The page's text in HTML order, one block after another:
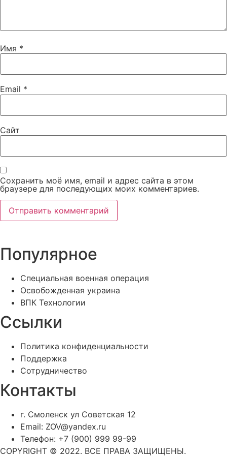
Имя *
Email *
Сайт
Сохранить моё имя, email и адрес сайта в этом
браузере для последующих моих комментариев.
Популярное
Специальная военная операция
Освобожденная украина
ВПК Технологии
Ссылки
Политика конфиденциальности
Поддержка
Сотрудничество
Контакты
г. Смоленск ул Советская 12
Email: ZOV@yandex.ru
Телефон: +7 (900) 999 99-99
COPYRIGHT © 2022. ВСЕ ПРАВА ЗАЩИЩЕНЫ.